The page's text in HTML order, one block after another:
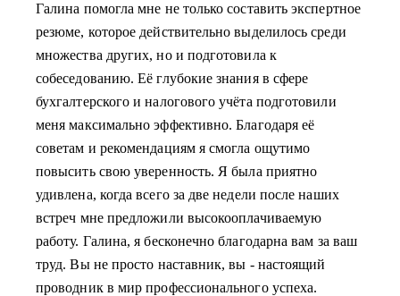
Галина помогла мне не только составить экспертное
резюме, которое действительно выделилось среди
множества других, но и подготовила к
собеседованию. Её глубокие знания в сфере
бухгалтерского и налогового учёта подготовили
меня максимально эффективно. Благодаря её
советам и рекомендациям я смогла ощутимо
повысить свою уверенность. Я была приятно
удивлена, когда всего за две недели после наших
встреч мне предложили высокооплачиваемую
работу. Галина, я бесконечно благодарна вам за ваш
труд. Вы не просто наставник, вы - настоящий
проводник в мир профессионального успеха.